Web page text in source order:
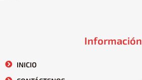
Información
INICIO